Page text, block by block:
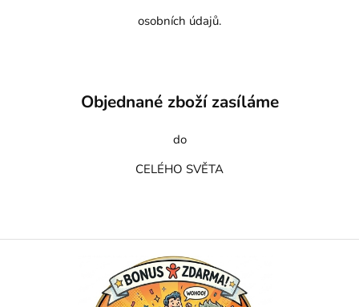
osobních údajů.
Objednané zboží zasíláme
do
CELÉHO SVĚTA